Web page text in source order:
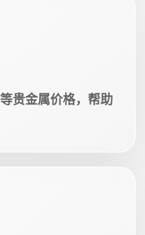
贵金属价格，帮助